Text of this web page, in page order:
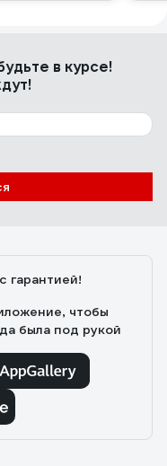
в курсе!
гарантией!
чтобы
была под рукой